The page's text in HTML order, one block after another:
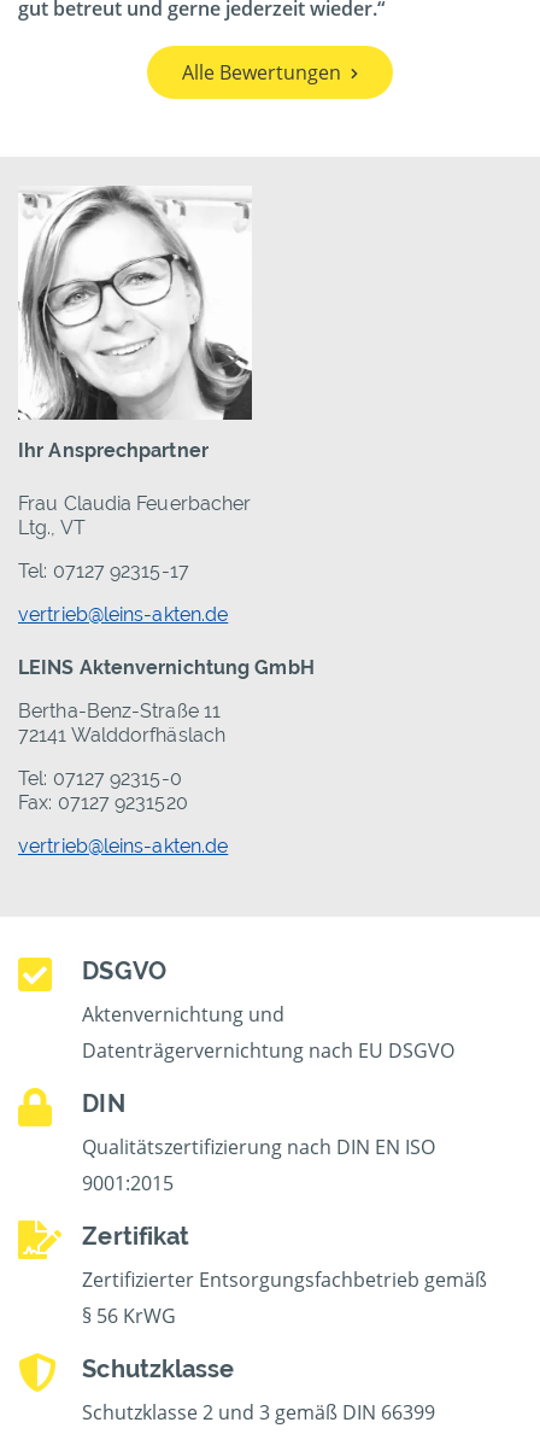
gut betreut und gerne jederzeit wieder.
Alle Bewertungen
Ihr Ansprechpartner
Frau Claudia Feuerbacher
Ltg., VT
Tel: 07127 92315-17
vertrieb@leins-akten.de
LEINS Aktenvernichtung GmbH
Bertha-Benz-Straße 11
72141 Walddorfhäslach
Tel: 07127 92315-0
Fax: 07127 9231520
vertrieb@leins-akten.de
DSGVO
Aktenvernichtung und
Datenträgervernichtung nach EU DSGVO
DIN
Qualitätszertifizierung nach DIN EN ISO
9001:2015
Zertifikat
Zertifizierter Entsorgungsfachbetrieb gemäß
§ 56 KrWG
Schutzklasse
Schutzklasse 2 und 3 gemäß DIN 66399